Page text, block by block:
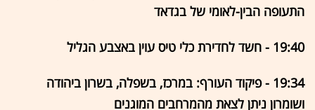
התעופה הבין-לאומי של בגדאד
19:40 - חשד לחדירת כלי טיס עוין באצבע הגליל
19:34 - פיקוד העורף: במרכז, בשפלה, בשרון ביהודה
ושומרון ניתן לצאת מהמרחבים המוגנים